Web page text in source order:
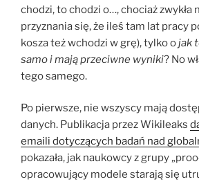
chodzi, to chodzi o…, chociaż zwykła
przyznania się, że ileś tam lat pracy
kosza też wchodzi w grę), tylko ojak
samo i mają przeciwne wyniki? No
tego samego.
Po pierwsze, nie wszyscy mają
danych. Publikacja przez Wikileaks
emaili dotyczących badań nad
pokazała, jak naukowcy z grupy
opracowujący modele starają się